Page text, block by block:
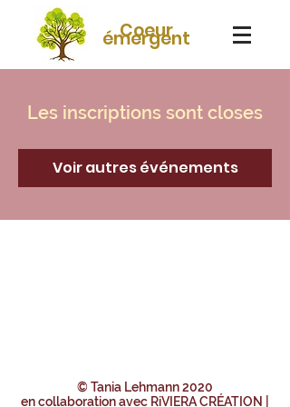
Coeur
émergent
Les inscriptions sont closes
Voir autres événements
© Tania Lehmann 2020
en collaboration avec RiVIERA CRÉATION |